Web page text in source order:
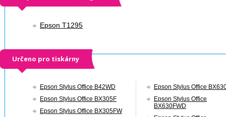
Epson T1295
Určeno pro tiskárny
Epson Stylus Office B42WD
Epson Stylus Office BX305F
Epson Stylus Office BX305FW
Epson Stylus Office
Epson Stylus Office
BX630FWD